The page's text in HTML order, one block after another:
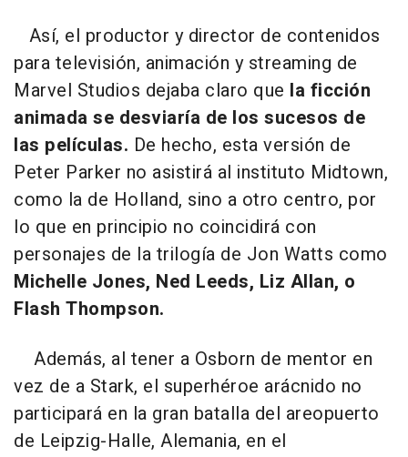
Así, el productor y director de contenidos
para televisión, animación y streaming de
Marvel Studios dejaba claro que la ficción
animada se desviaría de los sucesos de
las películas. De hecho, esta versión de
Peter Parker no asistirá al instituto Midtown,
como la de Holland, sino a otro centro, por
lo que en principio no coincidirá con
personajes de la trilogía de Jon Watts como
Michelle Jones, Ned Leeds, Liz Allan, o
Flash Thompson.
Además, al tener a Osborn de mentor en
vez de a Stark, el superhéroe arácnido no
participará en la gran batalla del areopuerto
de Leipzig-Halle, Alemania, en el